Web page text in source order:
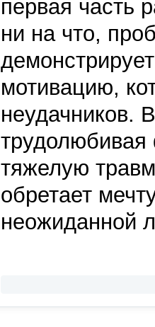
первая часть
ни на что,
мотивацию,
неудачников.
трудолюбивая
тяжелую
обретает
неожиданной